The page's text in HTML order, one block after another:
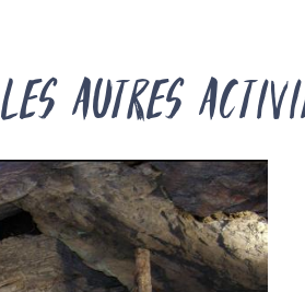
Les autres